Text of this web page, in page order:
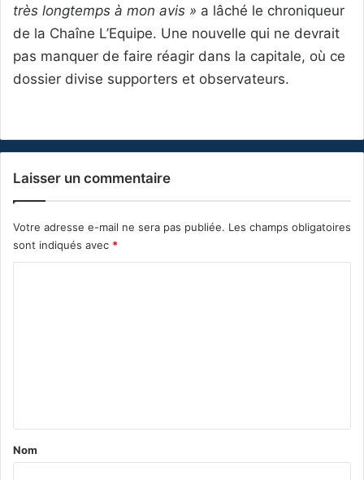
très longtemps à mon avis » a lâché le chroniqueur
de la Chaîne L’Equipe. Une nouvelle qui ne devrait
pas manquer de faire réagir dans la capitale, où ce
dossier divise supporters et observateurs.
Laisser un commentaire
Votre adresse e-mail ne sera pas publiée. Les champs obligatoires
sont indiqués avec *
a
Nom